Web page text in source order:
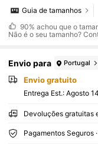
Guia de tamanhos
90% achou que o
Não é o seu tamanho?
Envio para Portugal
Envio gratuito
Entrega Est.: Agosto
Devoluções gratuitas
Pagamentos Seguros